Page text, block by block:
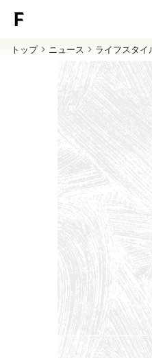
トップ ニュース ライフスタイ